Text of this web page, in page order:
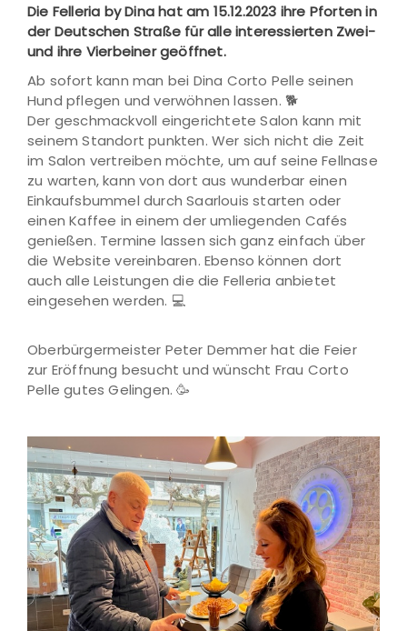
Die Felleria by Dina hat am 15.12.2023 ihre Pforten in
der Deutschen Straße für alle interessierten Zwei-
und ihre Vierbeiner geöffnet.
Ab sofort kann man bei Dina Corto Pelle seinen
Hund pflegen und verwöhnen lassen. 🐕
Der geschmackvoll eingerichtete Salon kann mit
seinem Standort punkten. Wer sich nicht die Zeit
im Salon vertreiben möchte, um auf seine Fellnase
zu warten, kann von dort aus wunderbar einen
Einkaufsbummel durch Saarlouis starten oder
einen Kaffee in einem der umliegenden Cafés
genießen. Termine lassen sich ganz einfach über
die Website vereinbaren. Ebenso können dort
auch alle Leistungen die die Felleria anbietet
eingesehen werden. 💻
Oberbürgermeister Peter Demmer hat die Feier
zur Eröffnung besucht und wünscht Frau Corto
Pelle gutes Gelingen. 🥳